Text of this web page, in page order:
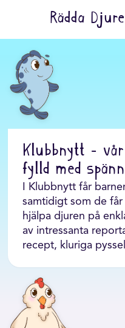
Rädda
Klubbnytt -
fylld med
I Klubbnytt får
samtidigt som de får
hjälpa djuren på
av intressanta
recept, kluriga